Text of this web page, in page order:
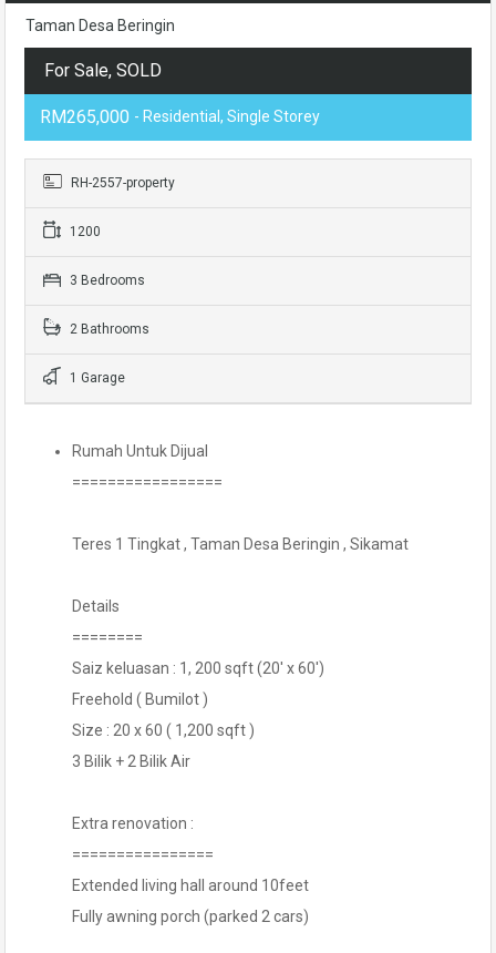
Taman Desa Beringin
For Sale, SOLD
RM265,000 - Residential, Single Storey
RH-2557-property
1200
3 Bedrooms
2 Bathrooms
1 Garage
Rumah Untuk Dijual
=================
Teres 1 Tingkat , Taman Desa Beringin , Sikamat
Details
========
Saiz keluasan : 1, 200 sqft (20′ x 60′)
Freehold ( Bumilot )
Size : 20 x 60 ( 1,200 sqft )
3 Bilik + 2 Bilik Air
Extra renovation :
================
Extended living hall around 10feet
Fully awning porch (parked 2 cars)